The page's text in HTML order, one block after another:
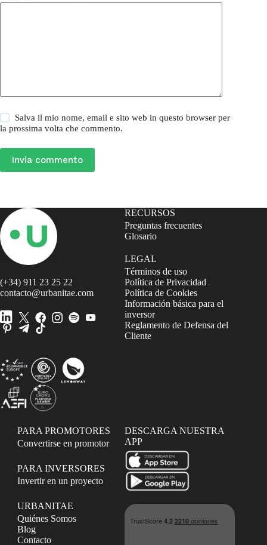
Salva il mio nome, email e sito web in questo browser per
la prossima volta che commento.
Invia commento
(+34) 911 23 25 22
contacto@urbanitae.com
RECURSOS
Preguntas frecuentes
Glosario
LEGAL
Términos de uso
Política de Privacidad
Política de Cookies
Información básica para el
inversor
Reglamento de Defensa del
Cliente
PARA PROMOTORES
Convertirse en promotor
PARA INVERSORES
Invertir en un proyecto
URBANITAE
Quiénes Somos
Blog
Contacto
DESCARGA NUESTRA
APP